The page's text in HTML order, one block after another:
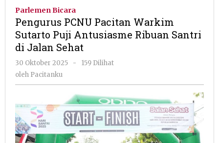
Sutarto
Puji
Jalan
Sehat
Parlemen Bicara
Pengurus PCNU Pacitan Warkim
Sutarto Puji Antusiasme Ribuan Santri
di Jalan Sehat
30 Oktober 2025
oleh
-
159 Dilihat
oleh Pacitanku